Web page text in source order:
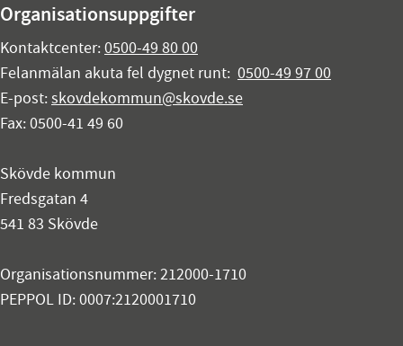
Organisationsuppgifter
Kontaktcenter:0500-49 80 00
Felanmälan akuta fel dygnet runt: 0500-49 97 00
E-post:skovdekommun@skovde.se
Fax: 0500-41 49 60
Skövde kommun
Fredsgatan 4
541 83 Skövde
Organisationsnummer: 212000-1710
PEPPOL ID: 0007:2120001710